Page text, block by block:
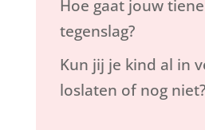
Hoe gaat jouw
tegenslag?
Kun jij je kind al in
loslaten of nog niet?